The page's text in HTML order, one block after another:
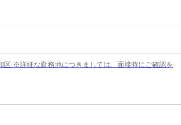
区 ※詳細な勤務地につきましては、面接時にご確認を